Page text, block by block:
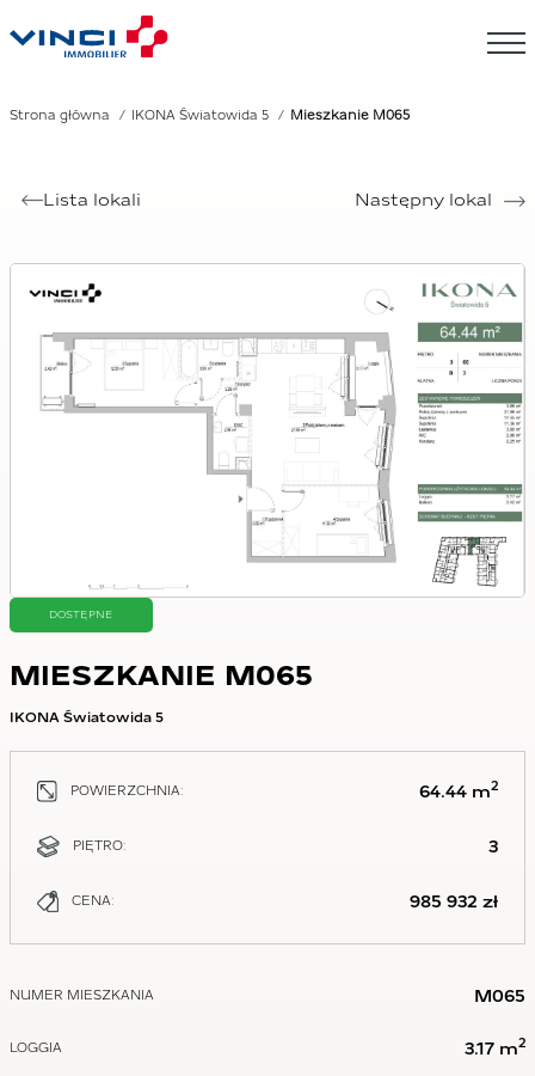
Strona główna IKONA Światowida 5 Mieszkanie M065
Lista lokali Następny lokal
DOSTĘPNE
MIESZKANIE M065
IKONA Światowida 5
POWIERZCHNIA: 64.44 m2
PIĘTRO: 3
CENA: 985 932 zł
NUMER MIESZKANIA M065
LOGGIA 3.17 m2